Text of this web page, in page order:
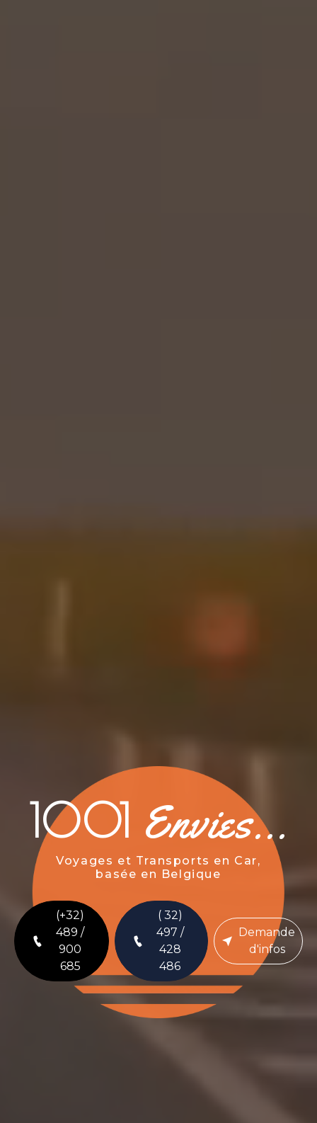
1001 Envies...
Voyages et Transports en Car,
basée en Belgique
(+32)
489 /
900
685
( 32)
497 /
428
486
Demande
d'infos